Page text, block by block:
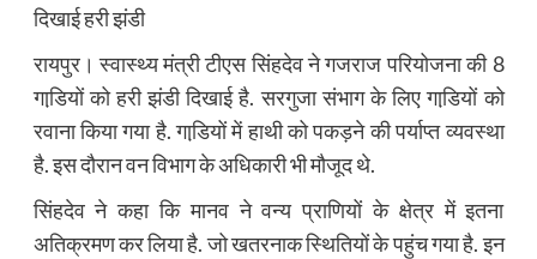
दिखाई हरी झंडी
रायपुर। स्वास्थ्य मंत्री टीएस सिंहदेव ने गजराज परियोजना की 8
गाडि़यों को हरी झंडी दिखाई है. सरगुजा संभाग के लिए गाडि़यों को
रवाना किया गया है. गाडि़यों में हाथी को पकड़ने की पर्याप्त व्यवस्था
है. इस दौरान वन विभाग के अधिकारी भी मौजूद थे.
सिंहदेव ने कहा कि मानव ने वन्य प्राणियों के क्षेत्र में इतना
अतिक्रमण कर लिया है. जो खतरनाक स्थितियों के पहुंच गया है. इन